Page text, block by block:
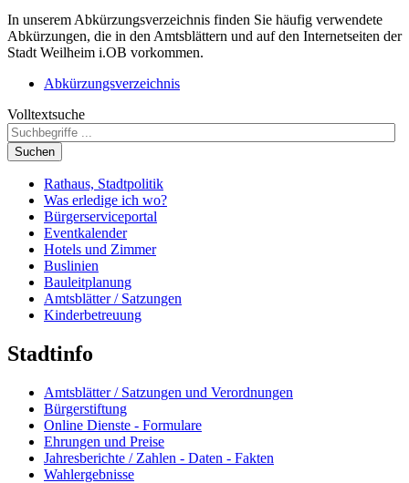
In unserem Abkürzungsverzeichnis finden Sie häufig verwendete
Abkürzungen, die in den Amtsblättern und auf den Internetseiten der
Stadt Weilheim i.OB vorkommen.
Abkürzungsverzeichnis
Volltextsuche
Suchen
Rathaus, Stadtpolitik
Was erledige ich wo?
Bürgerserviceportal
Eventkalender
Hotels und Zimmer
Buslinien
Bauleitplanung
Amtsblätter / Satzungen
Kinderbetreuung
Stadtinfo
Amtsblätter / Satzungen und Verordnungen
Bürgerstiftung
Online Dienste - Formulare
Ehrungen und Preise
Jahresberichte / Zahlen - Daten - Fakten
Wahlergebnisse